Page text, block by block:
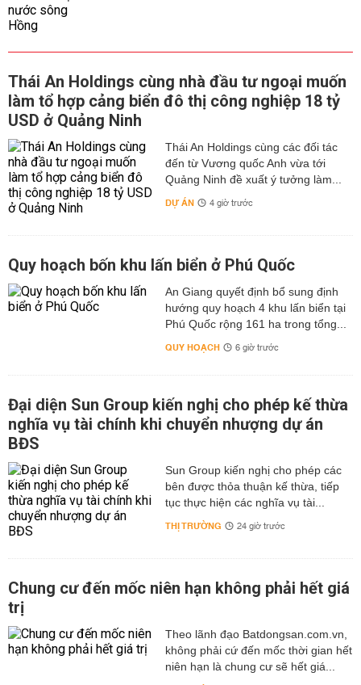
Thái An Holdings cùng nhà đầu tư ngoại muốn
làm tổ hợp cảng biển đô thị công nghiệp 18 tỷ
USD ở Quảng Ninh
Thái An Holdings cùng các đối tác
đến từ Vương quốc Anh vừa tới
Quảng Ninh đề xuất ý tưởng làm...
DỰ ÁN 4 giờ trước
Quy hoạch bốn khu lấn biển ở Phú Quốc
An Giang quyết định bổ sung định
hướng quy hoạch 4 khu lấn biển tại
Phú Quốc rộng 161 ha trong tổng...
QUY HOẠCH 6 giờ trước
Đại diện Sun Group kiến nghị cho phép kế thừa
nghĩa vụ tài chính khi chuyển nhượng dự án
BĐS
Sun Group kiến nghị cho phép các
bên được thỏa thuận kế thừa, tiếp
tục thực hiện các nghĩa vụ tài...
THỊ TRƯỜNG 24 giờ trước
Chung cư đến mốc niên hạn không phải hết giá
trị
Theo lãnh đạo Batdongsan.com.vn,
không phải cứ đến mốc thời gian hết
niên hạn là chung cư sẽ hết giá...